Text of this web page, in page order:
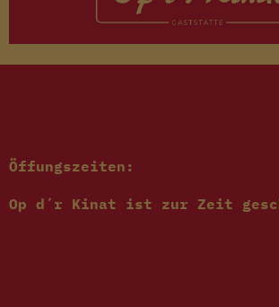
Öffungszeiten:
Op d´r Kinat ist zur Zeit